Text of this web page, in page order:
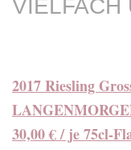
VIELFACH
2017 Riesling
30,00 € / je 75cl-